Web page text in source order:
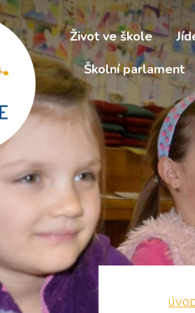
Život ve škole
Školní parlament